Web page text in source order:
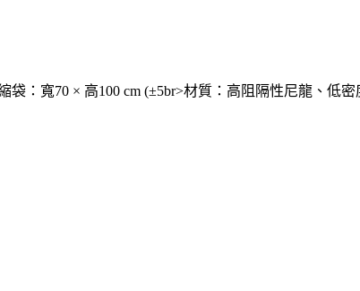
袋：寬70 × 高100 cm (±5br>材質：高阻隔性尼龍、低